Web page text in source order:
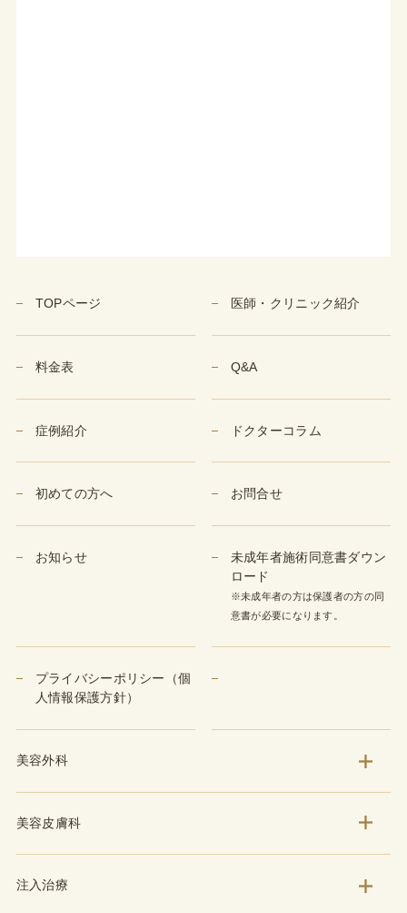
TOPページ 医師・クリニック紹介
料金表 Q&A
症例紹介 ドクターコラム
初めての方へ お問合せ
お知らせ
未成年者施術同意書ダウン
ロード
※未成年者の方は保護者の方の同
意書が必要になります。
プライバシーポリシー（個
人情報保護方針）
美容外科
美容皮膚科
注入治療